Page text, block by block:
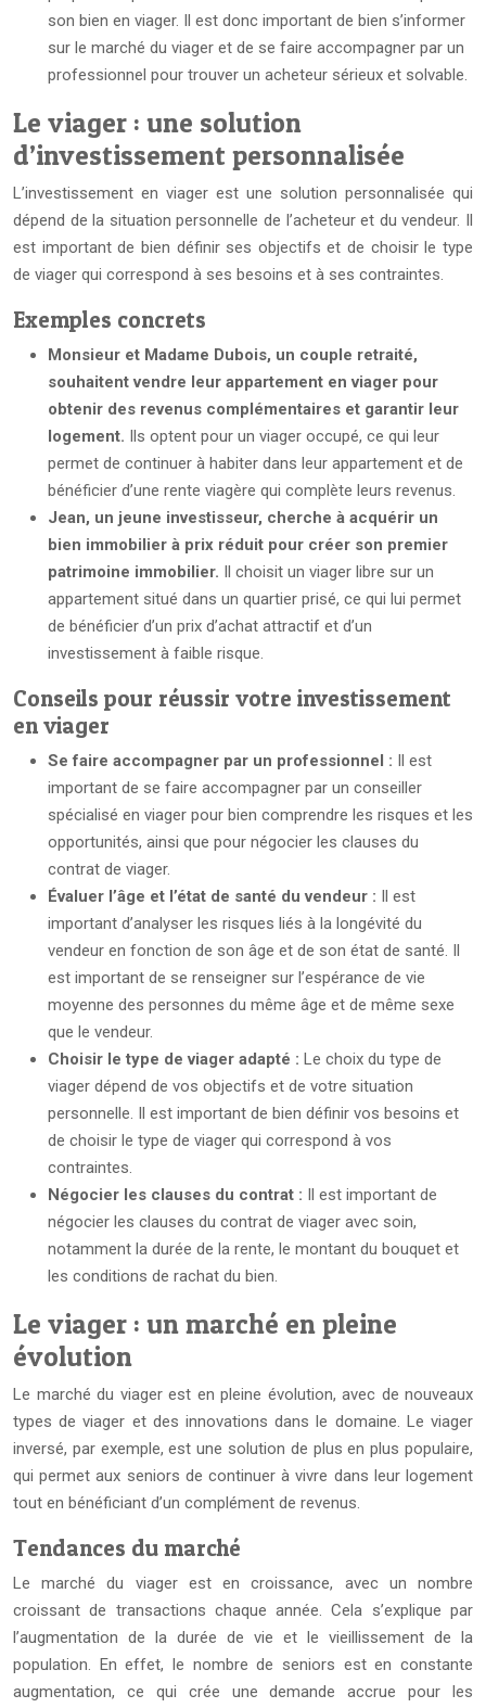
son bien en viager. Il est donc important de bien s’informer
sur le marché du viager et de se faire accompagner par un
professionnel pour trouver un acheteur sérieux et solvable.
Le viager : une solution
d’investissement personnalisée
L’investissement en viager est une solution personnalisée qui
dépend de la situation personnelle de l’acheteur et du vendeur. Il
est important de bien définir ses objectifs et de choisir le type
de viager qui correspond à ses besoins et à ses contraintes.
Exemples concrets
Monsieur et Madame Dubois, un couple retraité,
souhaitent vendre leur appartement en viager pour
obtenir des revenus complémentaires et garantir leur
logement. Ils optent pour un viager occupé, ce qui leur
permet de continuer à habiter dans leur appartement et de
bénéficier d’une rente viagère qui complète leurs revenus.
Jean, un jeune investisseur, cherche à acquérir un
bien immobilier à prix réduit pour créer son premier
patrimoine immobilier. Il choisit un viager libre sur un
appartement situé dans un quartier prisé, ce qui lui permet
de bénéficier d’un prix d’achat attractif et d’un
investissement à faible risque.
Conseils pour réussir votre investissement
en viager
Se faire accompagner par un professionnel : Il est
important de se faire accompagner par un conseiller
spécialisé en viager pour bien comprendre les risques et les
opportunités, ainsi que pour négocier les clauses du
contrat de viager.
Évaluer l’âge et l’état de santé du vendeur : Il est
important d’analyser les risques liés à la longévité du
vendeur en fonction de son âge et de son état de santé. Il
est important de se renseigner sur l’espérance de vie
moyenne des personnes du même âge et de même sexe
que le vendeur.
Choisir le type de viager adapté : Le choix du type de
viager dépend de vos objectifs et de votre situation
personnelle. Il est important de bien définir vos besoins et
de choisir le type de viager qui correspond à vos
contraintes.
Négocier les clauses du contrat : Il est important de
négocier les clauses du contrat de viager avec soin,
notamment la durée de la rente, le montant du bouquet et
les conditions de rachat du bien.
Le viager : un marché en pleine
évolution
Le marché du viager est en pleine évolution, avec de nouveaux
types de viager et des innovations dans le domaine. Le viager
inversé, par exemple, est une solution de plus en plus populaire,
qui permet aux seniors de continuer à vivre dans leur logement
tout en bénéficiant d’un complément de revenus.
Tendances du marché
Le marché du viager est en croissance, avec un nombre
croissant de transactions chaque année. Cela s’explique par
l’augmentation de la durée de vie et le vieillissement de la
population. En effet, le nombre de seniors est en constante
augmentation, ce qui crée une demande accrue pour les